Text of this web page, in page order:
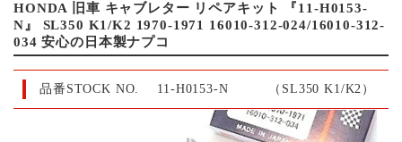
HONDA 旧車 キャブレター リペアキット 『11-H0153-
N』 SL350 K1/K2 1970-1971 16010-312-024/16010-312-
034 安心の日本製ナプコ
品番STOCK NO. 11-H0153-N （SL350 K1/K2）